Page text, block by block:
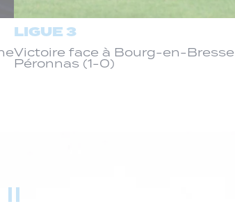
LIGUE 3
Victoire face à Bourg-en-Bresse
Péronnas (1-0)